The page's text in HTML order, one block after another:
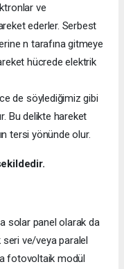
ve
ederler. Serbest
n tarafına gitmeye
hücrede elektrik
de söylediğimiz gibi
Bu delikte hareket
tersi yönünde olur.
solar panel olarak da
ve/veya paralel
fotovoltaik modül